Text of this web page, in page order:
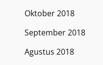
Oktober 2018
September 2018
Agustus 2018